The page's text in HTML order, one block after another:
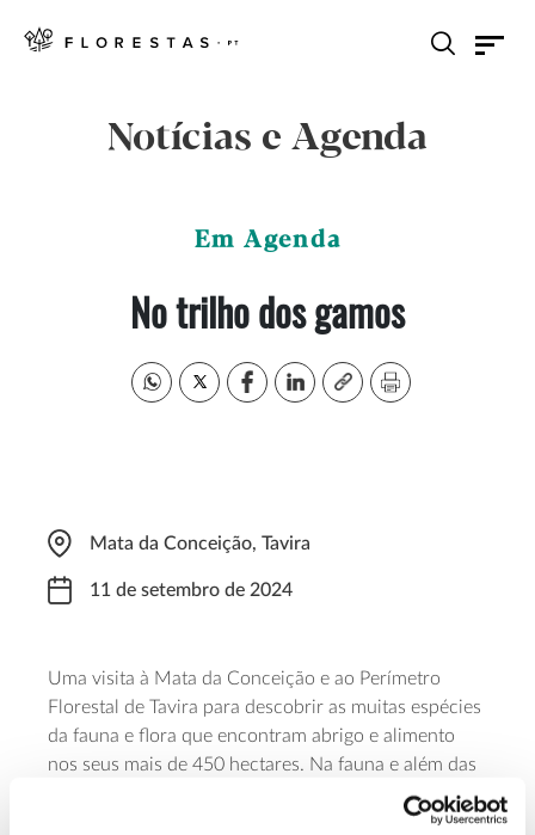
Notícias e Agenda
Em Agenda
No trilho dos gamos
Mata da Conceição, Tavira
11 de setembro de 2024
Uma visita à Mata da Conceição e ao Perímetro
Florestal de Tavira para descobrir as muitas espécies
da fauna e flora que encontram abrigo e alimento
nos seus mais de 450 hectares. Na fauna e além das
espécies silvestres, será possível observar (e
(Dama dama)que